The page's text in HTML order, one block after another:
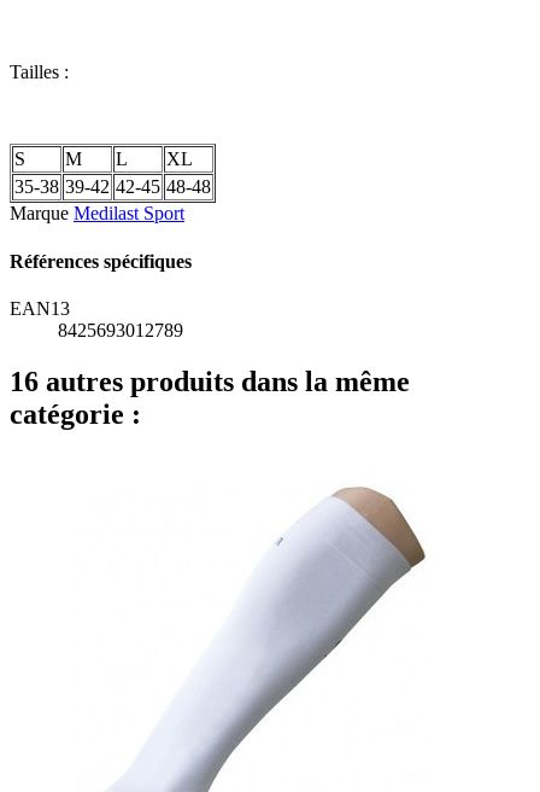
Tailles :
S M L
XL
35-38 39-42 42-45 48-48
Marque Medilast Sport
Références spécifiques
EAN13
8425693012789
16 autres produits dans la même
catégorie :